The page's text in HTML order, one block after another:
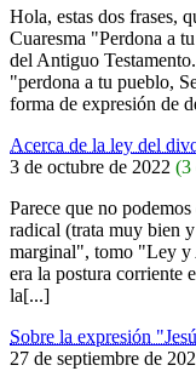
Hola, estas dos frases,
Cuaresma "Perdona a
del Antiguo
"perdona a tu pueblo,
forma de expresión de
Acerca de la ley del
3 de octubre de 2022 (3
Parece que no
radical (trata muy bien
marginal", tomo "Ley y
era la postura corriente
la[...]
Sobre la expresión
27 de septiembre de